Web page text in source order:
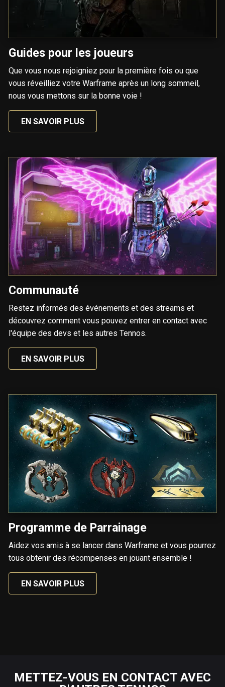
Guides pour les joueurs
Que vous nous rejoigniez pour la première fois ou que
vous réveilliez votre Warframe après un long sommeil,
nous vous mettons sur la bonne voie !
EN SAVOIR PLUS
Communauté
Restez informés des événements et des streams et
découvrez comment vous pouvez entrer en contact avec
l'équipe des devs et les autres Tennos.
EN SAVOIR PLUS
Programme de Parrainage
Aidez vos amis à se lancer dans Warframe et vous pourrez
tous obtenir des récompenses en jouant ensemble !
EN SAVOIR PLUS
METTEZ-VOUS EN CONTACT AVEC